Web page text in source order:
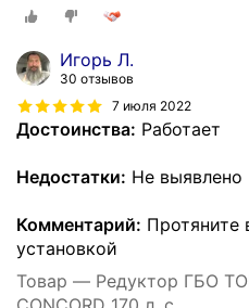
Игорь Л.
30 отзывов
7 июля 2022
Достоинства: Работает
Недостатки: Не выявлено
Комментарий: Протяните
установкой
Товар — Редуктор ГБО